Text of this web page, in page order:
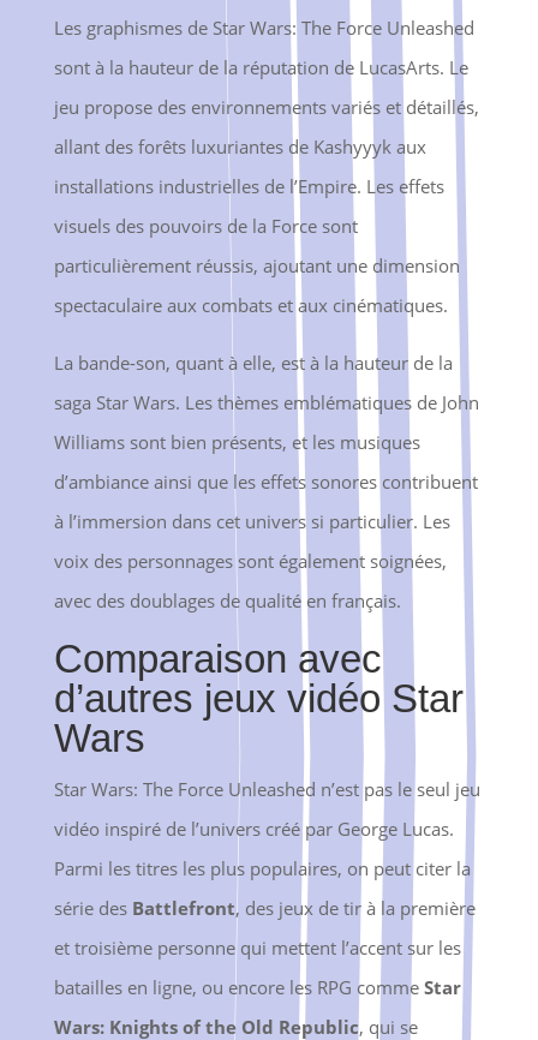
Les graphismes de Star Wars: The Force Unleashed
sont à la hauteur de la réputation de LucasArts. Le
jeu propose des environnements variés et détaillés,
allant des forêts luxuriantes de Kashyyyk aux
installations industrielles de l’Empire. Les effets
visuels des pouvoirs de la Force sont
particulièrement réussis, ajoutant une dimension
spectaculaire aux combats et aux cinématiques.
La bande-son, quant à elle, est à la hauteur de la
saga Star Wars. Les thèmes emblématiques de John
Williams sont bien présents, et les musiques
d’ambiance ainsi que les effets sonores contribuent
à l’immersion dans cet univers si particulier. Les
voix des personnages sont également soignées,
avec des doublages de qualité en français.
Comparaison avec
d’autres jeux vidéo Star
Wars
Star Wars: The Force Unleashed n’est pas le seul jeu
vidéo inspiré de l’univers créé par George Lucas.
Parmi les titres les plus populaires, on peut citer la
série des Battlefront, des jeux de tir à la première
et troisième personne qui mettent l’accent sur les
batailles en ligne, ou encore les RPG comme Star
Wars: Knights of the Old Republic, qui se